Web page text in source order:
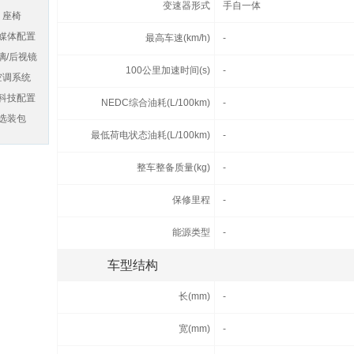
变速器形式 手自一体
最高车速(km/h) -
100公里加速时间(s) -
NEDC综合油耗(L/100km) -
最低荷电状态油耗(L/100km) -
整车整备质量(kg) -
保修里程 -
能源类型 -
车型结构
长(mm) -
宽(mm) -
座椅
体配置
/后视镜
调系统
技配置
装包